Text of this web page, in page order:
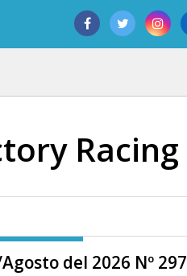
Racing
del 2026 Nº 297